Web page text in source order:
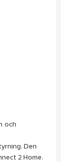
och
Den
2 Home.